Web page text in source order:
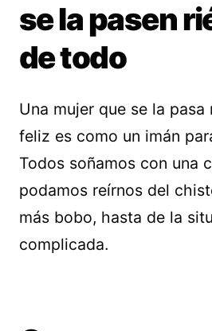
se la pasen
de todo
Una mujer que se la
feliz es como un imán
Todos soñamos con una
podamos reírnos del
más bobo, hasta de la
complicada.